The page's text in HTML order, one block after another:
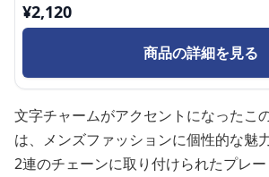
¥2,120
商品の詳細を見る
文字チャームがアクセントになったこ
は、メンズファッションに個性的な魅
2連のチェーンに取り付けられたプレ